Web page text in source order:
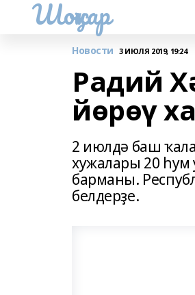
Шоңҡар
Новости 3 ИЮЛЯ 2019, 19:24
Радий
йөрөү
2 июлдә баш
хужалары 20 һум
барманы.
белдерҙе.